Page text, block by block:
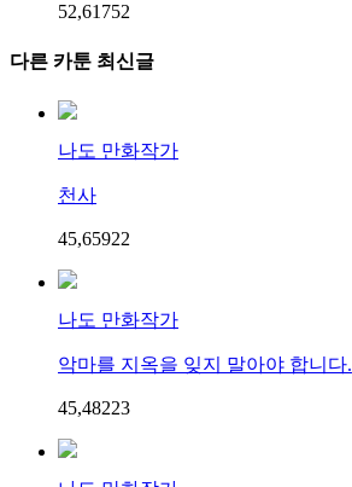
52,61752
다른 카툰 최신글
나도 만화작가
천사
45,65922
나도 만화작가
악마를 지옥을 잊지 말아야 합니다.
45,48223